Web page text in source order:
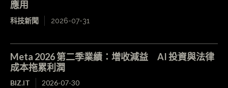
應用
科技新聞 2026-07-31
Meta 2026 第二季業績：增收減益 AI 投資與法律
成本拖累利潤
BIZ.IT 2026-07-30